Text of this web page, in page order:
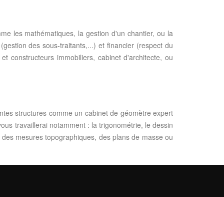
les mathématiques, la gestion d'un chantier, ou la
des sous-traitants,...) et financier (respect du
constructeurs immobiliers, cabinet d'architecte, ou
structures comme un cabinet de géomètre expert
travaillerai notamment : la trigonométrie, le dessin
mesures topographiques, des plans de masse ou